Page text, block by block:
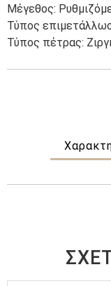
Μέγεθος:
Τύπος
Τύπος πέτρας: